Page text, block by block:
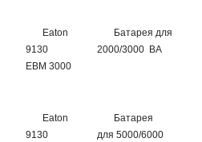
Eaton
9130
EBM 3000
Батарея для
2000/3000 ВА
Eaton
9130
Батарея
для 5000/6000